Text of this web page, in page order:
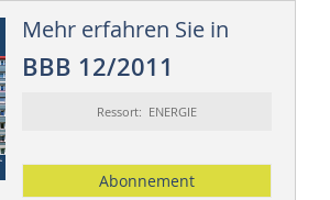
Mehr erfahren Sie in
BBB 12/2011
Ressort: ENERGIE
Abonnement